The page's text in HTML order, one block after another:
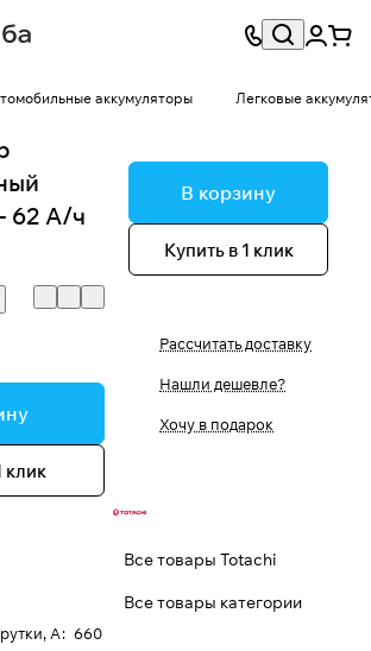
аккумуляторы Легковые
62 А/ч
клик
А: 660
В корзину
Купить в 1 клик
Рассчитать доставку
Нашли дешевле?
Хочу в подарок
Все товары Totachi
Все товары категории